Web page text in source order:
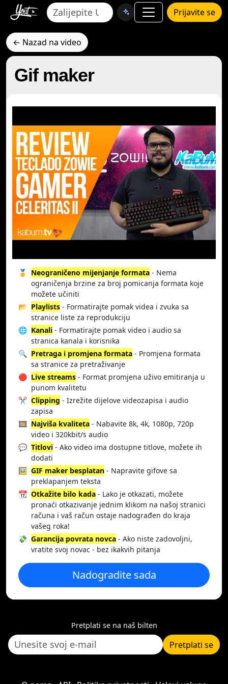
Prijavite se
← Nazad na video
Gif maker
🥇 Neograničeno mijenjanje formata - Nema
ograničenja brzine za broj pomicanja formata koje
možete učiniti
📂 Playlists - Formatirajte pomak videa i zvuka sa
stranice liste za reprodukciju
🌐 Kanali - Formatirajte pomak video i audio sa
stranica kanala i korisnika
🔍 Pretraga i promjena formata - Promjena formata
sa stranice za pretraživanje
🔴 Live streams - Format promjena uživo emitiranja u
punom kvalitetu
✂️ Clipping - Izrežite dijelove videozapisa i audio
zapisa
🎞️ Najviša kvaliteta - Nabavite 8k, 4k, 1080p, 720p
video i 320kbit/s audio
💬 Titlovi - Ako video ima dostupne titlove, možete ih
dodati
🖼️ GIF maker besplatan - Napravite gifove sa
preklapanjem teksta
📆 Otkažite bilo kada - Lako je otkazati, možete
pronaći otkazivanje jednim klikom na našoj stranici
računa i vaš račun ostaje nadograđen do kraja
vašeg roka!
💸 Garancija povrata novca - Ako niste zadovoljni,
vratite svoj novac - bez ikakvih pitanja
Nadogradite sada
Pretplati se na naš bilten
Pretplati se